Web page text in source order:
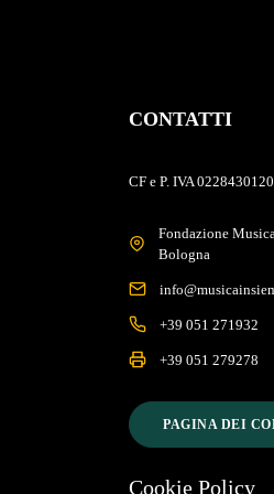
CONTATTI
CF e P. IVA
Fondazione
Bologna
+39 051 271932
+39 051 279278
PAGINA DEI
Cookie Policy